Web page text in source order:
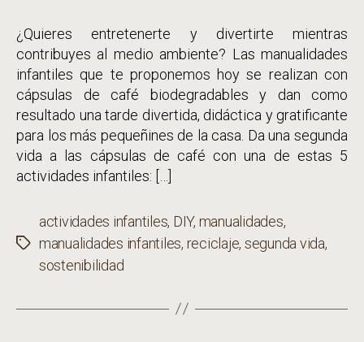
¿Quieres entretenerte y divertirte mientras
contribuyes al medio ambiente? Las manualidades
infantiles que te proponemos hoy se realizan con
cápsulas de café biodegradables y dan como
resultado una tarde divertida, didáctica y gratificante
para los más pequeñines de la casa. Da una segunda
vida a las cápsulas de café con una de estas 5
actividades infantiles: […]
Etiquetas
actividades infantiles, DIY, manualidades,
manualidades infantiles, reciclaje, segunda vida,
sostenibilidad